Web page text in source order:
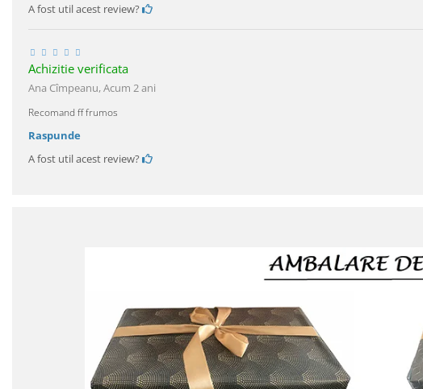
A fost util acest review?
Achizitie verificata
Ana Cîmpeanu,Acum 2 ani
Recomand ff frumos
Raspunde
A fost util acest review?